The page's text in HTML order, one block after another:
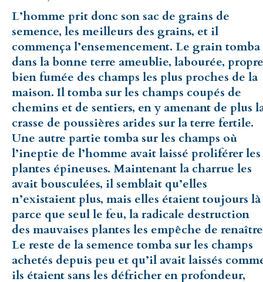
L’homme prit donc son sac de grains de
semence, les meilleurs des grains, et il
commença l’ensemencement. Le grain tomba
dans la bonne terre ameublie, labourée,
bien fumée des champs les plus proches de la
maison. Il tomba sur les champs coupés de
chemins et de sentiers, en y amenant de plus
crasse de poussières arides sur la terre fertile.
Une autre partie tomba sur les champs où
l’ineptie de l’homme avait laissé proliférer les
plantes épineuses. Maintenant la charrue les
avait bousculées, il semblait qu’elles
n’existaient plus, mais elles étaient toujours là
parce que seul le feu, la radicale destruction
des mauvaises plantes les empêche de
Le reste de la semence tomba sur les champs
achetés depuis peu et qu’il avait laissés
ils étaient sans les défricher en profondeur,